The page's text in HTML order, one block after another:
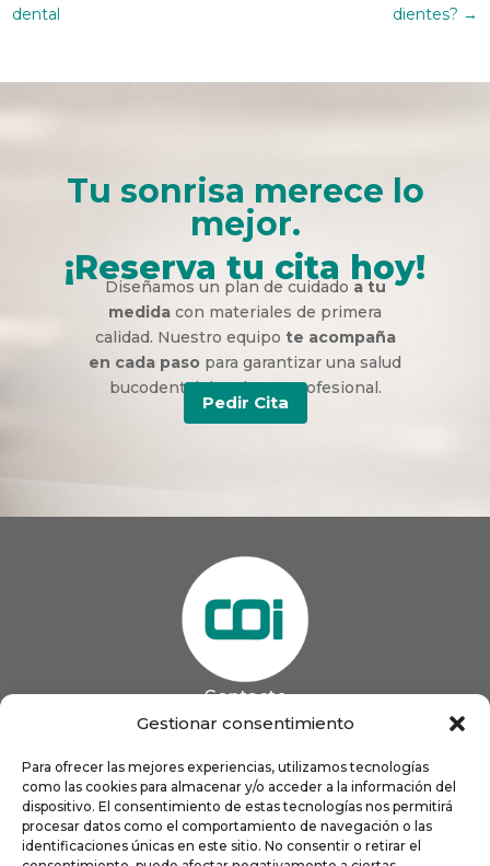
Gestionar consentimiento
Para ofrecer las mejores experiencias, utilizamos tecnologías
como las cookies para almacenar y/o acceder a la información del
dispositivo. El consentimiento de estas tecnologías nos permitirá
procesar datos como el comportamiento de navegación o las
identificaciones únicas en este sitio. No consentir o retirar el
dental
dientes? →
Tu sonrisa merece lo
mejor.
¡Reserva tu cita hoy!
Diseñamos un plan de cuidado a tu
medida con materiales de primera
calidad. Nuestro equipo te acompaña
en cada paso para garantizar una salud
bucodental duradera y profesional.
Pedir Cita
Contacto
 coigijon@gmail.com
Horario
Lun
9:00 a 13:00 - 16:00 a 21:00
Mar
9:00 a 13:00 - 16:00 a 20:00
Mié
9:00 a 14:00 - 16:00 a 19:00